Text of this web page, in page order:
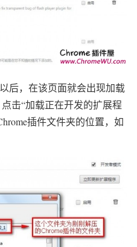
，在该页面就会出现加载
击“加载正在开发的扩展程
插件文件夹的位置，如